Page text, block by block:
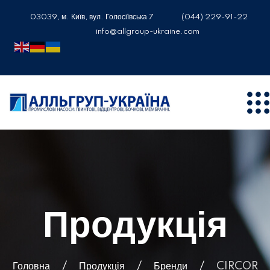
03039, м. Київ, вул. Голосіївська 7
(044) 229-91-22
info@allgroup-ukraine.com
Продукція
Головна Продукція Бренди CIRCOR